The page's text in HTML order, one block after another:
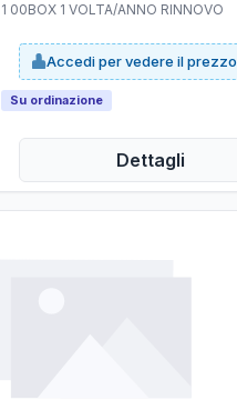
1 00BOX 1 VOLTA/ANNO RINNOVO
Accedi per vedere il prezzo
Su ordinazione
Dettagli